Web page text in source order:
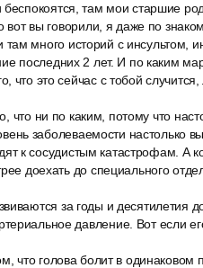
там мои старшие
вот вы говорили, я даже по
там много историй с инсультом,
последних 2 лет. И по каким
это сейчас с тобой
что ни по каким, потому что
заболеваемости настолько
к сосудистым катастрофам. А
доехать до специального
за годы и десятилетия
давление. Вот если
что голова болит в одинаковом